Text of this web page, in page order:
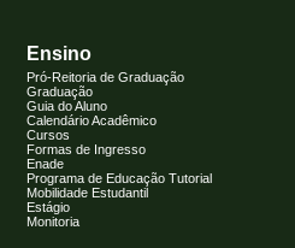
Ensino
Pró-Reitoria de Graduação
Graduação
Guia do Aluno
Calendário Acadêmico
Cursos
Formas de Ingresso
Enade
Programa de Educação Tutorial
Mobilidade Estudantil
Estágio
Monitoria